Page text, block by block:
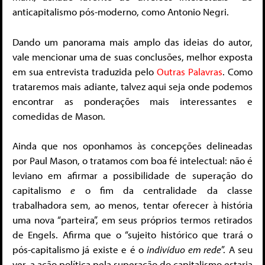
anticapitalismo pós-moderno, como Antonio Negri.
Dando um panorama mais amplo das ideias do autor,
vale mencionar uma de suas conclusões, melhor exposta
em sua entrevista traduzida pelo Outras Palavras. Como
trataremos mais adiante, talvez aqui seja onde podemos
encontrar as ponderações mais interessantes e
comedidas de Mason.
Ainda que nos oponhamos às concepções delineadas
por Paul Mason, o tratamos com boa fé intelectual: não é
leviano em afirmar a possibilidade de superação do
capitalismoe o fim da centralidade da classe
trabalhadora sem, ao menos, tentar oferecer à história
uma nova “parteira”, em seus próprios termos retirados
de Engels. Afirma que o “sujeito histórico que trará o
pós-capitalismo já existe e é oindivíduo em rede”. A seu